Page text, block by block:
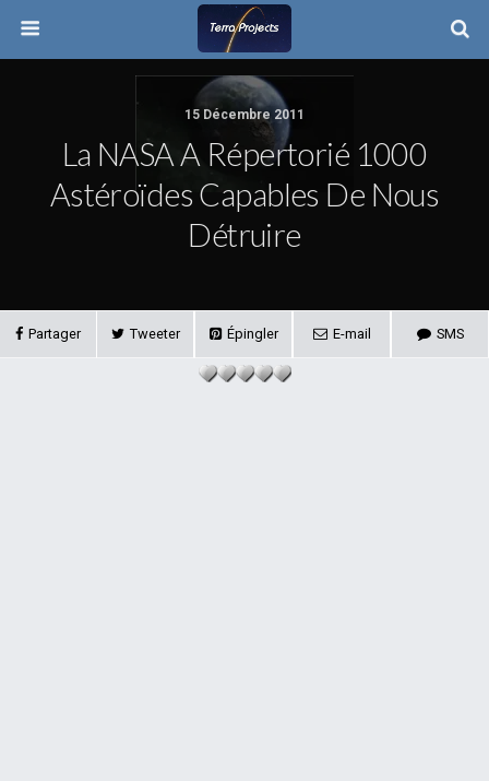
15 Décembre 2011
La NASA A Répertorié 1000
Astéroïdes Capables De Nous
Détruire
Partager Tweeter Épingler E-mail SMS